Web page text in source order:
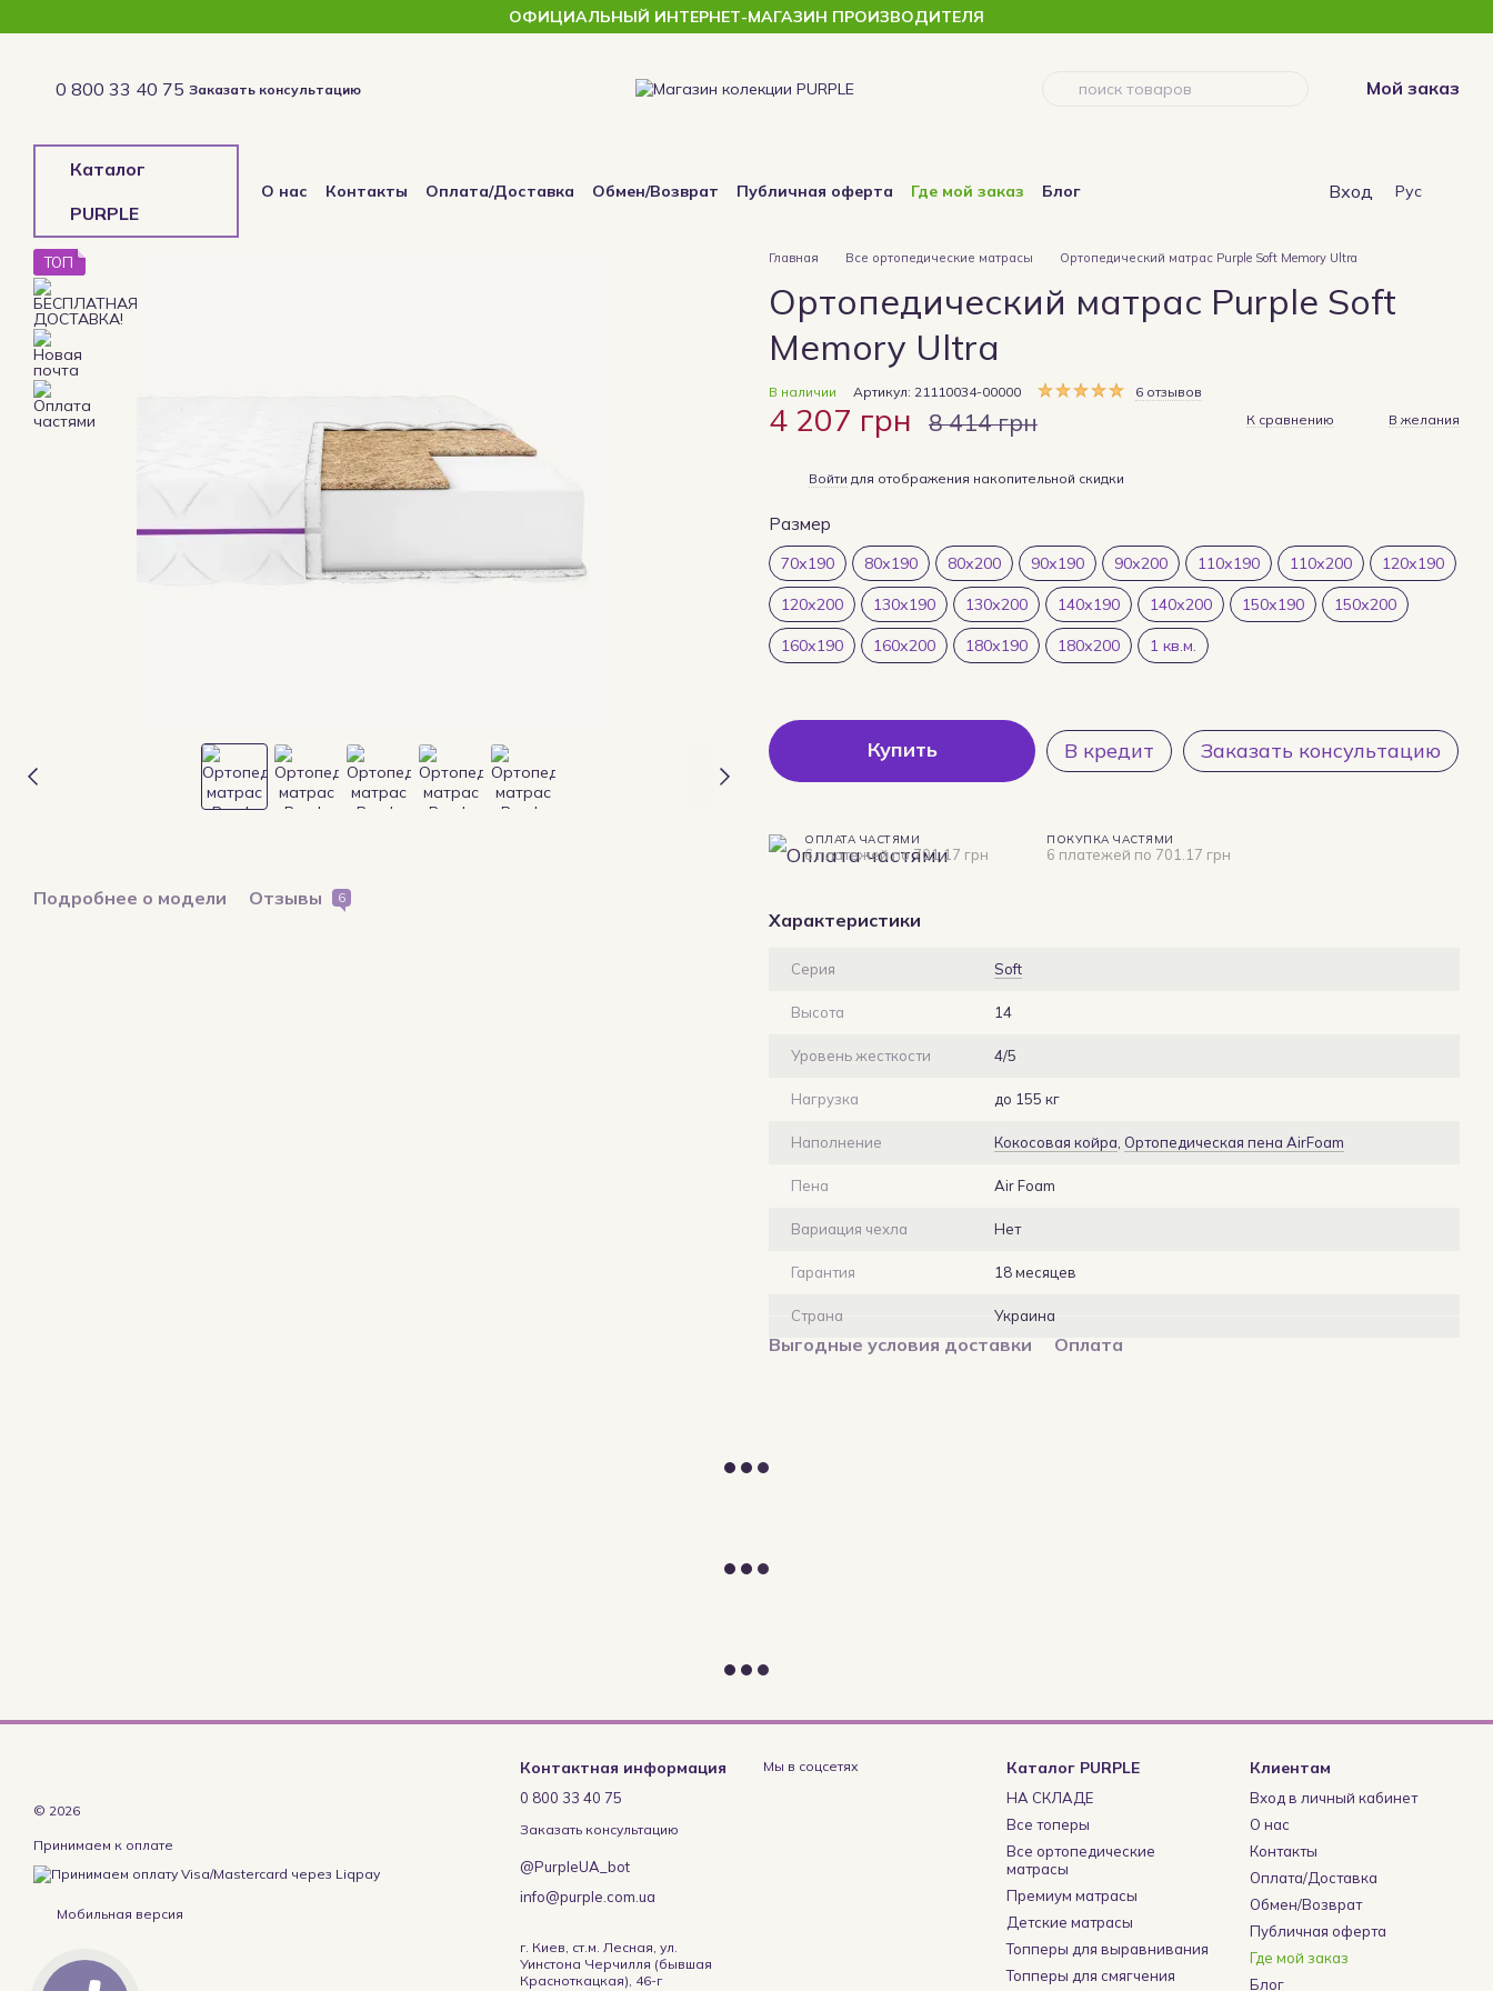
ОФИЦИАЛЬНЫЙ ИНТЕРНЕТ-МАГАЗИН ПРОИЗВОДИТЕЛЯ
0 800 33 40 75 Заказать консультацию Мой заказ
Каталог
PURPLE
О нас Контакты Оплата/Доставка Обмен/Возврат Публичная оферта Где мой заказ
Блог
Вход Рус
ТОП
Подробнее о модели Отзывы 6
Главная Все ортопедические матрасы Ортопедический матрас Purple Soft Memory Ultra
Ортопедический матрас Purple Soft
Memory Ultra
В наличии Артикул: 21110034-00000 6 отзывов
4 207 грн 8 414 грн К сравнению В желания
Войти для отображения накопительной скидки
Размер
70х190 80х190 80х200 90х190 90х200 110х190 110х200 120х190
120х200 130х190 130х200 140х190 140х200 150х190 150х200
160х190 160х200 180х190 180х200 1 кв.м.
Купить В кредит Заказать консультацию
ОПЛАТА ЧАСТЯМИ
6 платежей по 701.17 грн
ПОКУПКА ЧАСТЯМИ
6 платежей по 701.17 грн
Характеристики
Серия Soft
Высота 14
Уровень жесткости 4/5
Нагрузка до 155 кг
Наполнение Кокосовая койра Ортопедическая пена AirFoam
Пена Air Foam
Вариация чехла Нет
Гарантия 18 месяцев
Страна Украина
Выгодные условия доставки Оплата
© 2026
Принимаем к оплате
Мобильная версия
Контактная информация
0 800 33 40 75
Заказать консультацию
@PurpleUA_bot
info@purple.com.ua
г. Киев, ст.м. Лесная, ул.
Уинстона Черчилля (бывшая
Красноткацкая), 46-г
Мы в соцсетях Каталог PURPLE
НА СКЛАДЕ
Все топеры
Все ортопедические
матрасы
Премиум матрасы
Детские матрасы
Топперы для выравнивания
Топперы для смягчения
Клиентам
Вход в личный кабинет
О нас
Контакты
Оплата/Доставка
Обмен/Возврат
Публичная оферта
Где мой заказ
Блог